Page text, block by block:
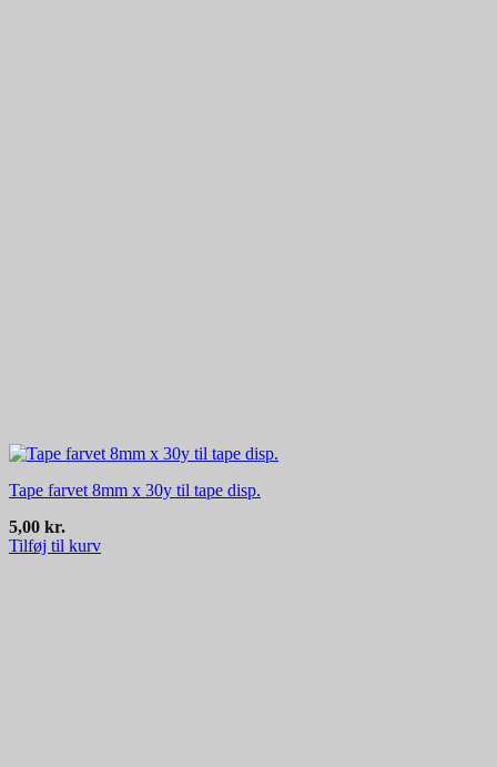
Tape farvet 8mm x 30y til tape disp.
5,00 kr.
Tilføj til kurv